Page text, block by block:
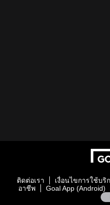
ติดต่อเรา เงื่อนไขการใช้บริ
อาชีพ
Goal App (Android)